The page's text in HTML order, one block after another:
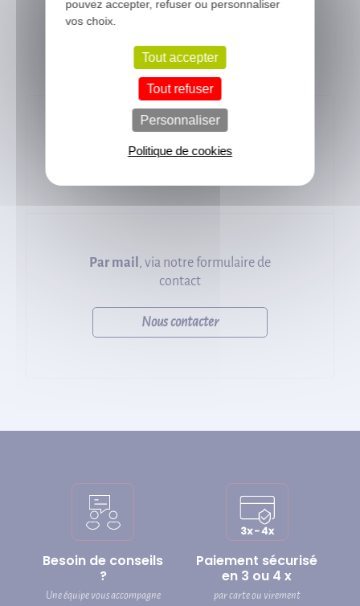
Notre équipe se met à votre
Du lundi au vendredi, de 8h30 à
Par mail , via notre formulaire de
contact
Nous contacter
Besoin de conseils
?
Une équipe vous accompagne
Paiement sécurisé
en 3 ou 4 x
par carte ou virement
pouvez accepter, refuser ou personnaliser
vos choix.
Tout accepter
Tout refuser
Personnaliser
Politique de cookies